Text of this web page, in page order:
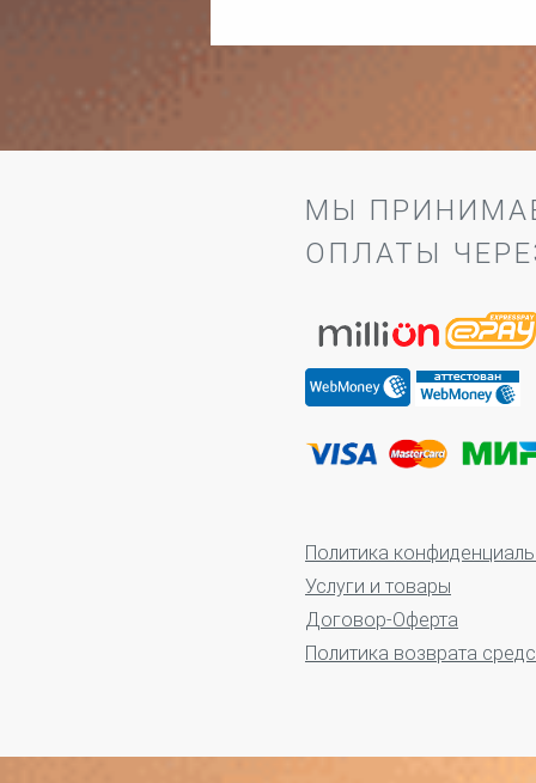
МЫ
ОПЛАТЫ
Политика
Услуги и товары
Договор-Оферта
Политика возврата